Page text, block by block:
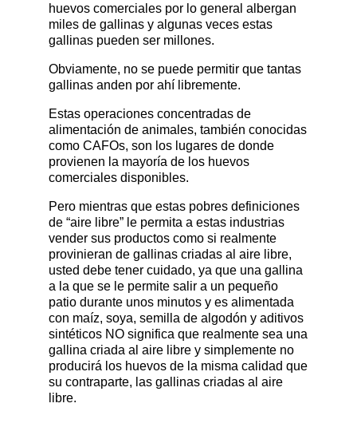
huevos comerciales por lo general albergan
miles de gallinas y algunas veces estas
gallinas pueden ser millones.
Obviamente, no se puede permitir que tantas
gallinas anden por ahí libremente.
Estas operaciones concentradas de
alimentación de animales, también conocidas
como CAFOs, son los lugares de donde
provienen la mayoría de los huevos
comerciales disponibles.
Pero mientras que estas pobres definiciones
de “aire libre” le permita a estas industrias
vender sus productos como si realmente
provinieran de gallinas criadas al aire libre,
usted debe tener cuidado, ya que una gallina
a la que se le permite salir a un pequeño
patio durante unos minutos y es alimentada
con maíz, soya, semilla de algodón y aditivos
sintéticos NO significa que realmente sea una
gallina criada al aire libre y simplemente no
producirá los huevos de la misma calidad que
su contraparte, las gallinas criadas al aire
libre.